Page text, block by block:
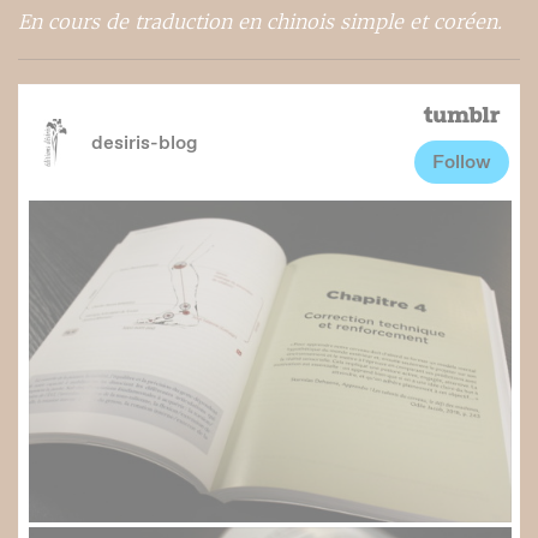
En cours de traduction en chinois simple et coréen.